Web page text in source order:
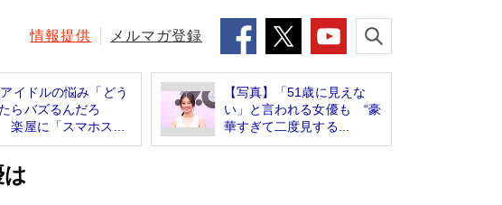
情報提供 メルマガ登録
イドルの悩み「どう
らバズるんだろ
楽屋に「スマホス...
【写真】「51歳に見えな
い」と言われる女優も “豪
華すぎて二度見する...